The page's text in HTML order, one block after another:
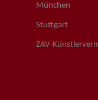
München
Stuttgart
ZAV-